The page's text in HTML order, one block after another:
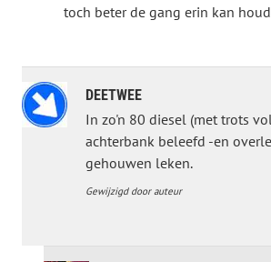
toch beter de gang erin kan
DEETWEE
In zo'n 80 diesel (met trots
achterbank beleefd -en
gehouwen leken.
Gewijzigd door auteur